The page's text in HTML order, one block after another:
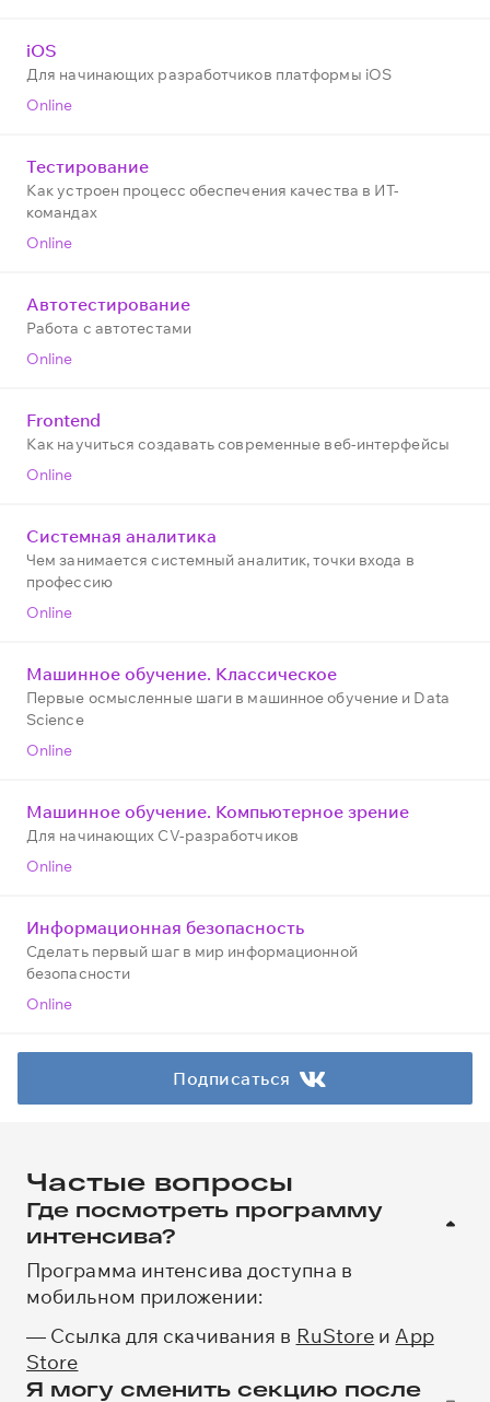
iOS
Для начинающих разработчиков платформы iOS
Online
Тестирование
Как устроен процесс обеспечения качества в ИТ-
командах
Online
Автотестирование
Работа с автотестами
Online
Frontend
Как научиться создавать современные веб-интерфейсы
Online
Системная аналитика
Чем занимается системный аналитик, точки входа в
профессию
Online
Машинное обучение. Классическое
Первые осмысленные шаги в машинное обучение и Data
Science
Online
Машинное обучение. Компьютерное зрение
Для начинающих CV-разработчиков
Online
Информационная безопасность
Сделать первый шаг в мир информационной
безопасности
Online
Подписаться
Частые вопросы
Где посмотреть программу
интенсива?
Программа интенсива доступна в
мобильном приложении:
— Ссылка для скачивания в RuStore иApp
Store
Я могу сменить секцию после